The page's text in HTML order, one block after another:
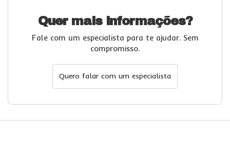
Quer mais informações?
Fale com um especialista para te ajudar. Sem
compromisso.
Quero falar com um especialista